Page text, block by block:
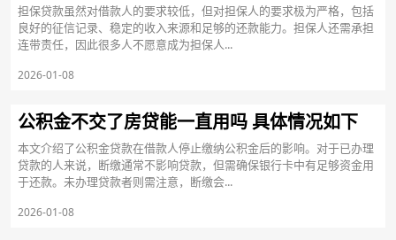
担保贷款虽然对借款人的要求较低，但对担保人的要求极为严格，包括
良好的征信记录、稳定的收入来源和足够的还款能力。担保人还需承担
连带责任，因此很多人不愿意成为担保人...
2026-01-08
公积金不交了房贷能一直用吗 具体情况如下
本文介绍了公积金贷款在借款人停止缴纳公积金后的影响。对于已办理
贷款的人来说，断缴通常不影响贷款，但需确保银行卡中有足够资金用
于还款。未办理贷款者则需注意，断缴会...
2026-01-08